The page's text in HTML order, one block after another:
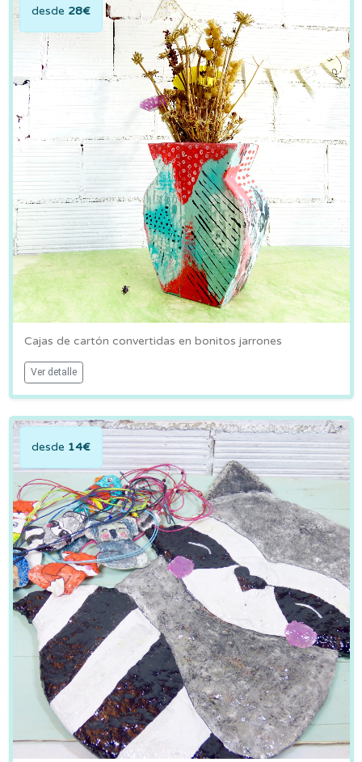
desde 28€
Cajas de cartón convertidas en bonitos jarrones
Ver detalle
desde 14€